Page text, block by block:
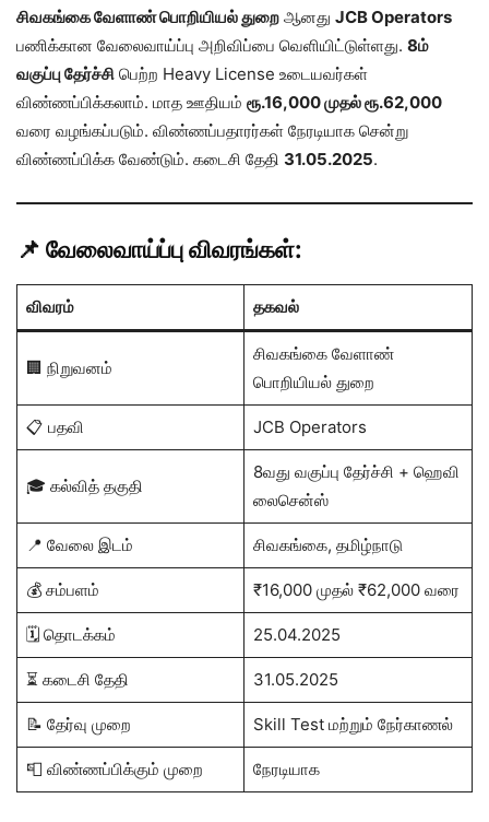
சிவகங்கை வேளாண் பொறியியல் துறை ஆனது JCB Operators
பணிக்கான வேலைவாய்ப்பு அறிவிப்பை வெளியிட்டுள்ளது. 8ம்
வகுப்பு தேர்ச்சி பெற்ற Heavy License உடையவர்கள்
விண்ணப்பிக்கலாம். மாத ஊதியம் ரூ.16,000 முதல் ரூ.62,000
வரை வழங்கப்படும். விண்ணப்பதாரர்கள் நேரடியாக சென்று
விண்ணப்பிக்க வேண்டும். கடைசி தேதி 31.05.2025.
📌 வேலைவாய்ப்பு விவரங்கள்:
விவரம் தகவல்
🏢 நிறுவனம்
சிவகங்கை வேளாண்
பொறியியல் துறை
📋 பதவி JCB Operators
🎓 கல்வித் தகுதி
8வது வகுப்பு தேர்ச்சி + ஹெவி
லைசென்ஸ்
📍 வேலை இடம் சிவகங்கை, தமிழ்நாடு
💰 சம்பளம் ₹16,000 முதல் ₹62,000 வரை
🗓️ தொடக்கம் 25.04.2025
⏳ கடைசி தேதி 31.05.2025
📝 தேர்வு முறை Skill Test மற்றும் நேர்காணல்
📮 விண்ணப்பிக்கும் முறை நேரடியாக